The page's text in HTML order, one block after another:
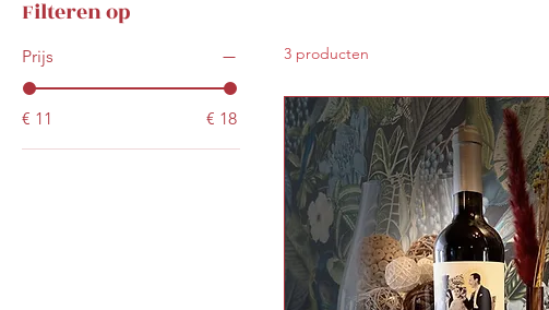
Filteren op
Prijs
€ 11 € 18
3 producten